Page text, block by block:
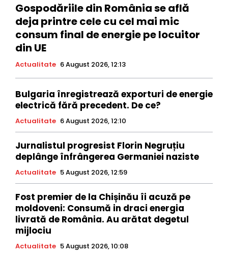
Gospodăriile din România se află
deja printre cele cu cel mai mic
consum final de energie pe locuitor
din UE
Actualitate 6 August 2026, 12:13
Bulgaria înregistrează exporturi de energie
electrică fără precedent. De ce?
Actualitate 6 August 2026, 12:10
Jurnalistul progresist Florin Negruțiu
deplânge înfrângerea Germaniei naziste
Actualitate 5 August 2026, 12:59
Fost premier de la Chișinău îi acuză pe
moldoveni: Consumă in draci energia
livrată de România. Au arătat degetul
mijlociu
Actualitate 5 August 2026, 10:08